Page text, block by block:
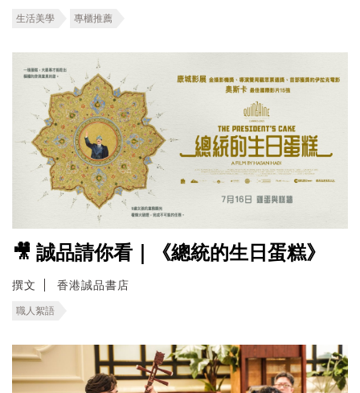
生活美學 專櫃推薦
🎥 誠品請你看｜《總統的生日蛋糕》
撰文 香港誠品書店
職人絮語